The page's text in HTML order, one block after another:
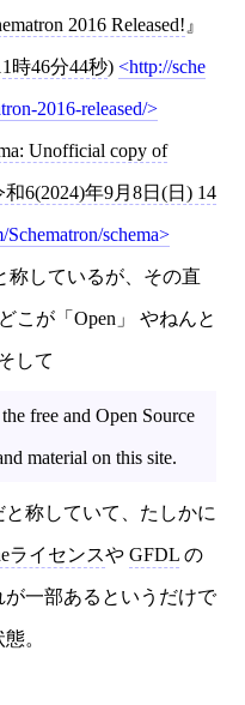
2016 Released!
時46分44秒) http://sche
2016-released/
Unofficial copy of
和6(2024)年9月8日(日) 14
schema
称しているが、その直
こが「Open」 やねんと
して
free and Open Source
material on this site.
と称していて、たしかに
ライセンスや GFDL の
一部あるというだけで
。